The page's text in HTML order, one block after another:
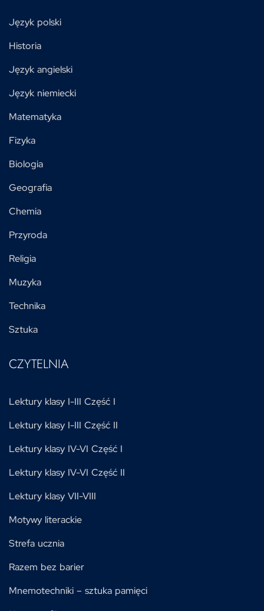
Język polski
Historia
Język angielski
Język niemiecki
Matematyka
Fizyka
Biologia
Geografia
Chemia
Przyroda
Religia
Muzyka
Technika
Sztuka
CZYTELNIA
Lektury klasy I-III Część I
Lektury klasy I-III Część II
Lektury klasy IV-VI Część I
Lektury klasy IV-VI Część II
Lektury klasy VII-VIII
Motywy literackie
Strefa ucznia
Razem bez barier
Mnemotechniki – sztuka pamięci